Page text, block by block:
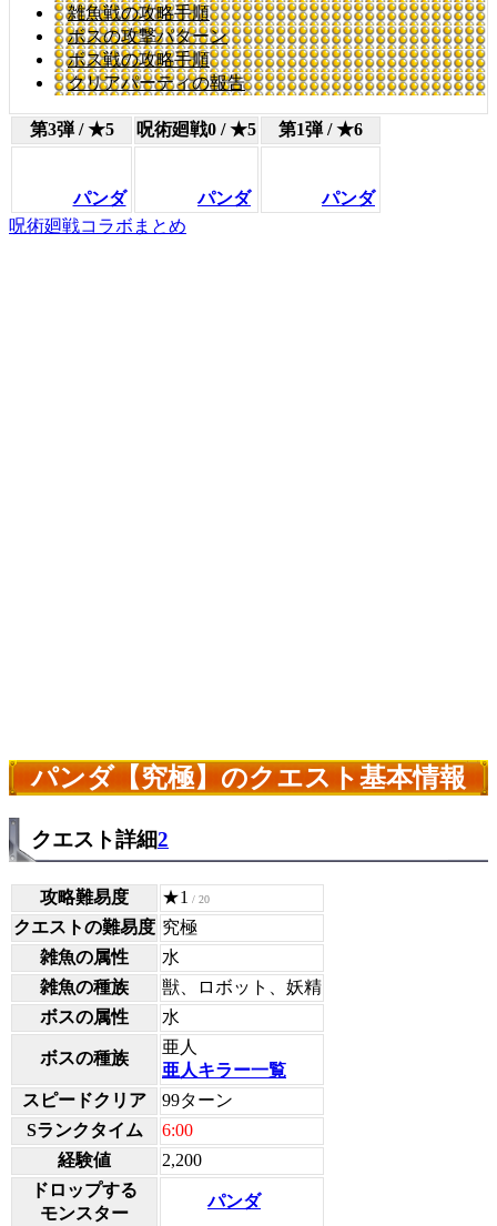
雑魚戦の攻略手順
ボスの攻撃パターン
ボス戦の攻略手順
クリアパーティの報告
第3弾 / ★5 呪術廻戦0 / ★5 第1弾 / ★6
パンダ パンダ
パンダ
呪術廻戦コラボまとめ
パンダ【究極】のクエスト基本情報
クエスト詳細2
攻略難易度 ★1 / 20
クエストの難易度 究極
雑魚の属性
水
雑魚の種族
獣、ロボット、妖精
ボスの属性
水
ボスの種族
亜人
亜人キラー一覧
スピードクリア
99ターン
Sランクタイム
6:00
経験値
2,200
ドロップする
モンスター
パンダ